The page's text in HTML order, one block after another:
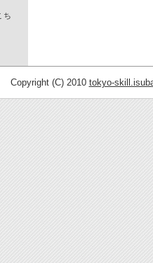
ち
Copyright (C) 2010 tokyo-